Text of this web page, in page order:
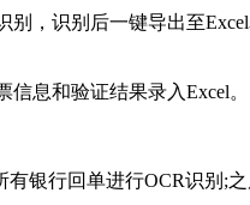
，识别后一键导出至
息和验证结果录入Excel。
银行回单进行OCR识别;